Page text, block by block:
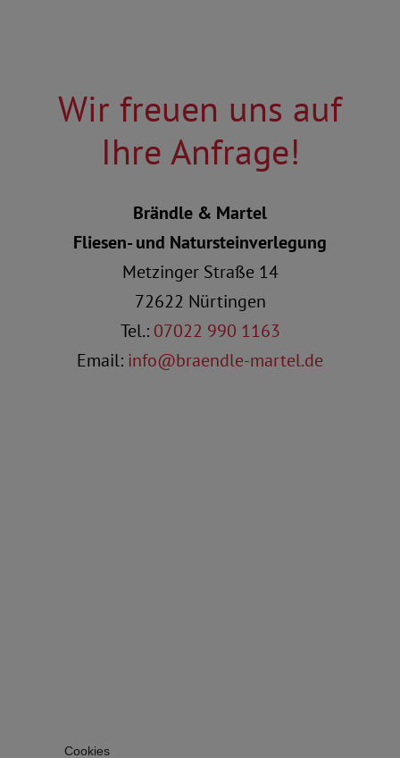
Wir freuen uns auf
Ihre Anfrage!
Brändle & Martel
Fliesen- und Natursteinverlegung
Metzinger Straße 14
72622 Nürtingen
Tel.: 07022 990 1163
Email: info@braendle-martel.de
Cookies